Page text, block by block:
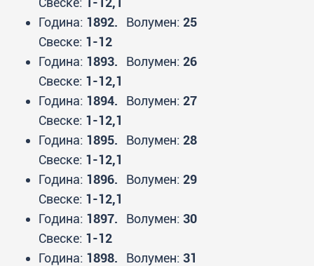
Година: 1892. Волумен: 25
Свеске: 1-12
Година: 1893. Волумен: 26
Свеске: 1-12,1
Година: 1894. Волумен: 27
Свеске: 1-12,1
Година: 1895. Волумен: 28
Свеске: 1-12,1
Година: 1896. Волумен: 29
Свеске: 1-12,1
Година: 1897. Волумен: 30
Свеске: 1-12
Година: 1898. Волумен: 31